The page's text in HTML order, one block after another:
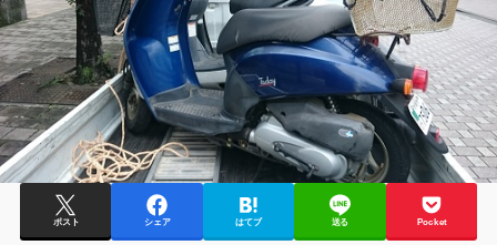
ポスト シェア はてブ 送る Pocket